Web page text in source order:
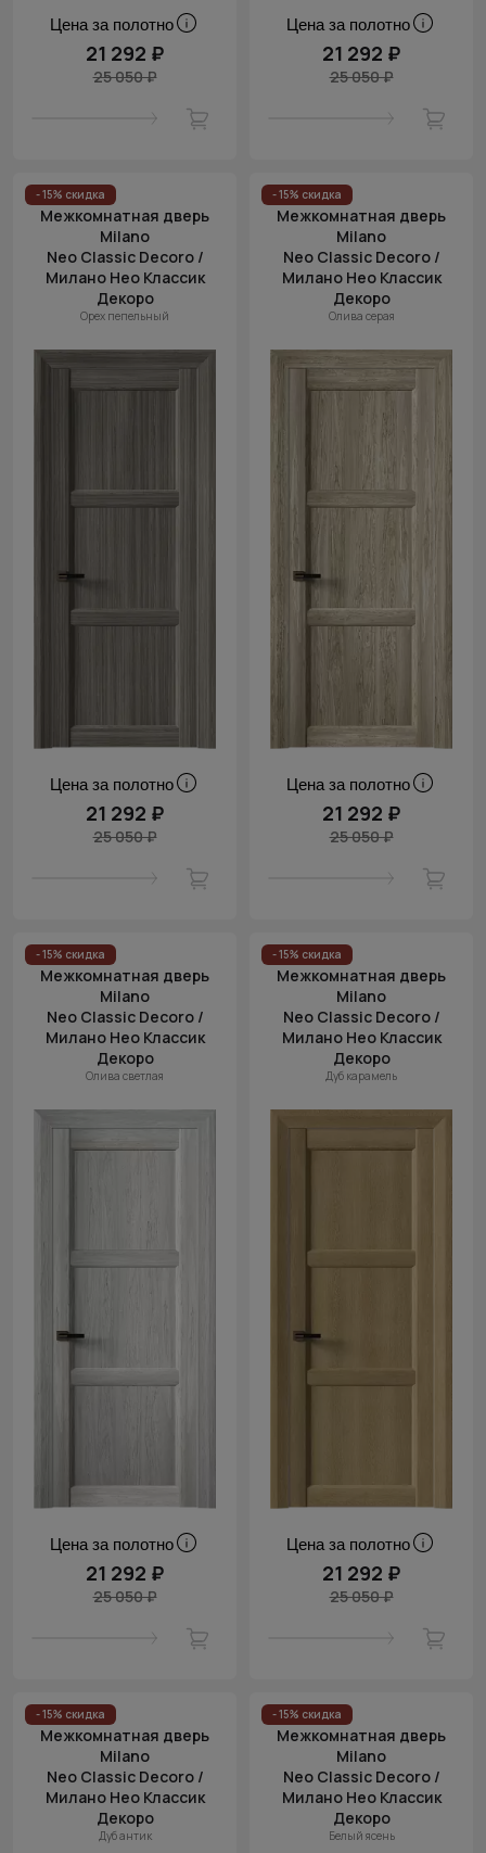
Цена за полотно
21 292 ₽
25 050 ₽
Цена за полотно
21 292 ₽
25 050 ₽
- 15% скидка
Межкомнатная дверь
Milano
Neo Classic Decoro /
Милано Нео Классик
Декоро
Орех пепельный
Цена за полотно
21 292 ₽
25 050 ₽
- 15% скидка
Межкомнатная дверь
Milano
Neo Classic Decoro /
Милано Нео Классик
Декоро
Олива серая
Цена за полотно
21 292 ₽
25 050 ₽
- 15% скидка
Межкомнатная дверь
Milano
Neo Classic Decoro /
Милано Нео Классик
Декоро
Олива светлая
Цена за полотно
21 292 ₽
25 050 ₽
- 15% скидка
Межкомнатная дверь
Milano
Neo Classic Decoro /
Милано Нео Классик
Декоро
Дуб карамель
Цена за полотно
21 292 ₽
25 050 ₽
- 15% скидка
Межкомнатная дверь
Milano
Neo Classic Decoro /
Милано Нео Классик
Декоро
Дуб антик
- 15% скидка
Межкомнатная дверь
Milano
Neo Classic Decoro /
Милано Нео Классик
Декоро
Белый ясень